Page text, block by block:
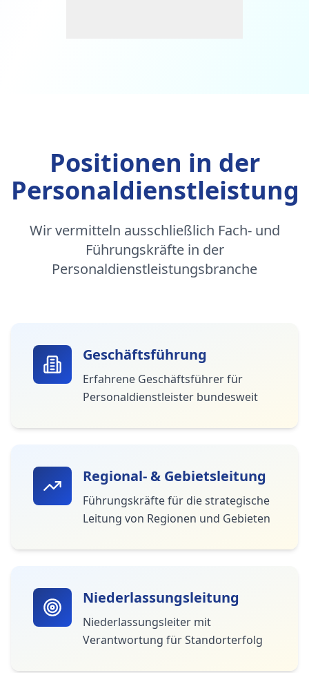
Positionen in der
Personaldienstleistung
Wir vermitteln ausschließlich Fach- und
Führungskräfte in der
Personaldienstleistungsbranche
Geschäftsführung
Erfahrene Geschäftsführer für
Personaldienstleister bundesweit
Regional- & Gebietsleitung
Führungskräfte für die strategische
Leitung von Regionen und Gebieten
Niederlassungsleitung
Niederlassungsleiter mit
Verantwortung für Standorterfolg